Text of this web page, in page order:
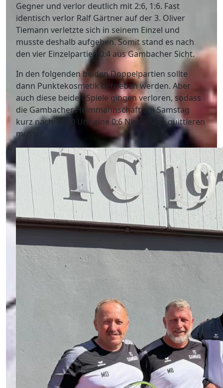
Gegner und verlor deutlich mit 2:6, 1:6. Fast
identisch verlor Ralf Gärtner auf der 3. Oliver
Tiemann verletzte sich in seinem Einzel und
musste deshalb aufgeben. Somit stand es nach
den vier Einzelpartien 0:4 aus Gambacher Sicht.
In den folgenden beiden Doppelpartien sollte
dann Punktekosmetik betrieben werden. Aber
auch diese beiden Spiele gingen verloren, sodass
die Gambacher Heimmannschaft am Samstag
kurz nach 14:00 Uhr eine 0:6 Niederlage quittieren
musste.